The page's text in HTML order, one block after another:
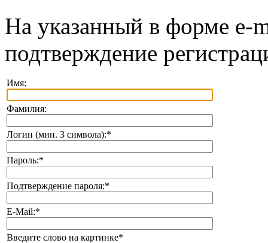
На указанный в форме e-
подтверждение
Имя:
Фамилия:
Логин (мин. 3 символа):*
Пароль:*
Подтверждение пароля:*
E-Mail:*
Введите слово на картинке*